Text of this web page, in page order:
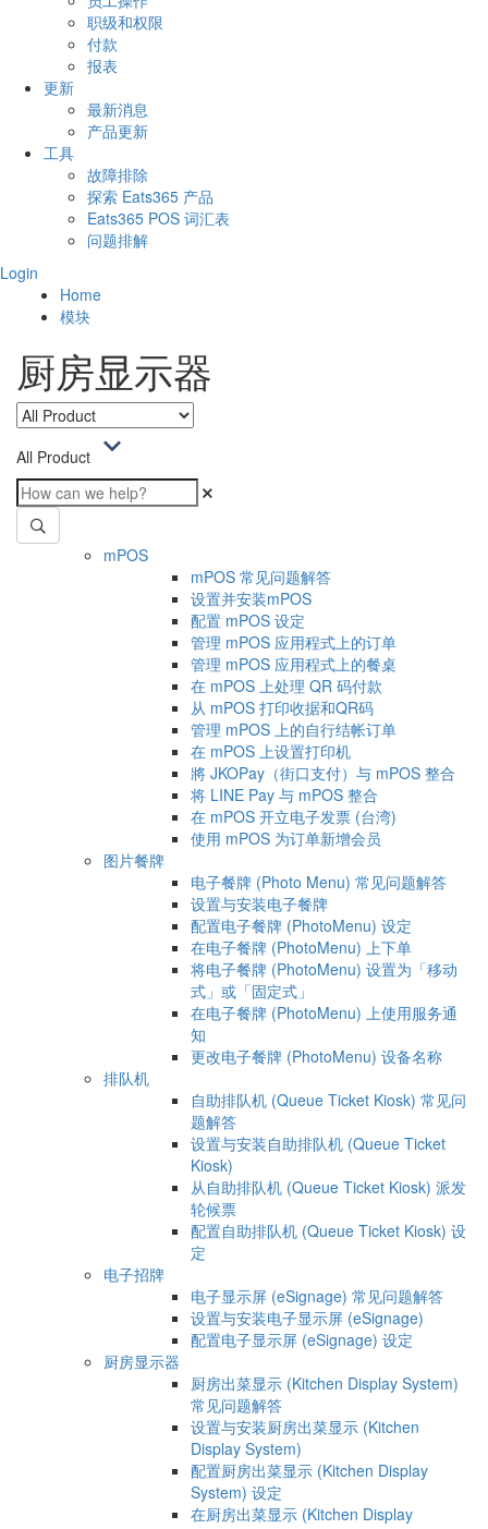
职级和权限
付款
报表
更新
最新消息
产品更新
工具
故障排除
探索 Eats365 产品
Eats365 POS 词汇表
问题排解
Login
Home
模块
厨房显示器
All Product
mPOS
mPOS 常见问题解答
设置并安装mPOS
配置 mPOS 设定
管理 mPOS 应用程式上的订单
管理 mPOS 应用程式上的餐桌
在 mPOS 上处理 QR 码付款
从 mPOS 打印收据和QR码
管理 mPOS 上的自行结帐订单
在 mPOS 上设置打印机
將 JKOPay（街口支付）与 mPOS 整合
将 LINE Pay 与 mPOS 整合
在 mPOS 开立电子发票 (台湾)
使用 mPOS 为订单新增会员
图片餐牌
电子餐牌 (Photo Menu) 常见问题解答
设置与安装电子餐牌
配置电子餐牌 (PhotoMenu) 设定
在电子餐牌 (PhotoMenu) 上下单
将电子餐牌 (PhotoMenu) 设置为「移动
式」或「固定式」
在电子餐牌 (PhotoMenu) 上使用服务通
知
更改电子餐牌 (PhotoMenu) 设备名称
排队机
自助排队机 (Queue Ticket Kiosk) 常见问
题解答
设置与安装自助排队机 (Queue Ticket
Kiosk)
从自助排队机 (Queue Ticket Kiosk) 派发
轮候票
配置自助排队机 (Queue Ticket Kiosk) 设
定
电子招牌
电子显示屏 (eSignage) 常见问题解答
设置与安装电子显示屏 (eSignage)
配置电子显示屏 (eSignage) 设定
厨房显示器
厨房出菜显示 (Kitchen Display System)
常见问题解答
设置与安装厨房出菜显示 (Kitchen
Display System)
配置厨房出菜显示 (Kitchen Display
System) 设定
在厨房出菜显示 (Kitchen Display